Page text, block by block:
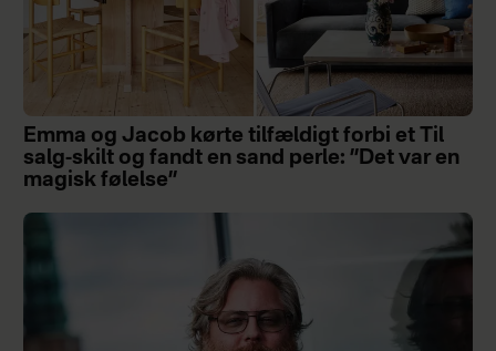
Emma og Jacob kørte tilfældigt forbi et Til
salg-skilt og fandt en sand perle: ”Det var en
magisk følelse”